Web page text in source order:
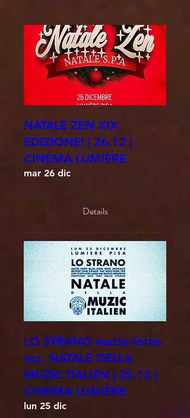
NATALE ZEN XIX
EDIZIONE! | 26.12 |
CINEMA LUMIÈRE
mar 26 dic
Details
LO STRANO matto-forte-
ecc. NATALE DELLA
MUZIC ITALIEN | 25.12 |
CINEMA LUMIÈRE
lun 25 dic